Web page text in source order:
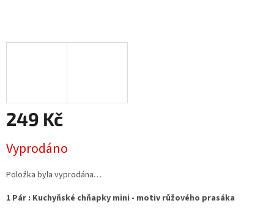
249 Kč
cena:
Vyprodáno
Položka byla vyprodána…
1 Pár : Kuchyňské chňapky mini - motiv růžového prasáka